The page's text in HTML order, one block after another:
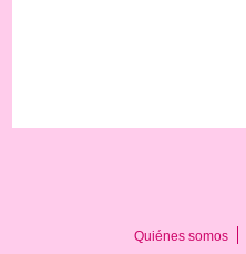
Quiénes somos